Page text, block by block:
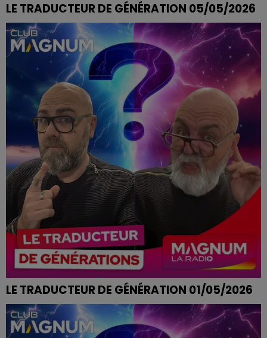
LE TRADUCTEUR DE GÉNÉRATION 05/05/2026
ÇA NE CASSE PAS TROIS PATTES A UN CANARD
LE TRADUCTEUR DE GÉNÉRATION 01/05/2026
AVOIR LE BRAS LONG